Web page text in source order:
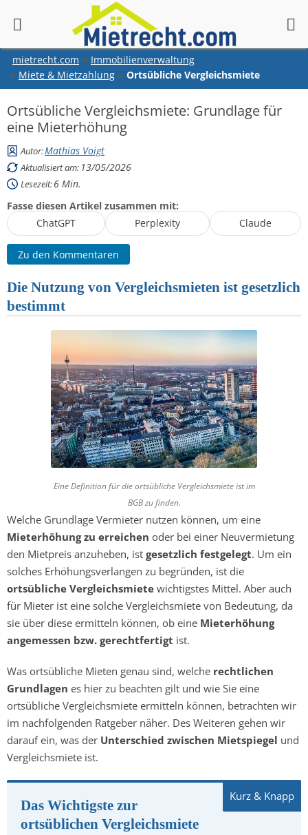
mietrecht.com
Immobilienverwaltung
Miete & Mietzahlung
Ortsübliche Vergleichsmiete
Ortsübliche Vergleichsmiete: Grundlage für
eine Mieterhöhung
Autor:Mathias Voigt
Aktualisiert am: 13/05/2026
Lesezeit:6 Min.
Fasse diesen Artikel zusammen mit:
ChatGPT
Perplexity Claude
Zu den Kommentaren
Die Nutzung von Vergleichsmieten ist gesetzlich
bestimmt
Eine Definition für die ortsübliche Vergleichsmiete ist im
BGB zu finden.
Welche Grundlage Vermieter nutzen können, um eine
Mieterhöhung zu erreichen oder bei einer Neuvermietung
den Mietpreis anzuheben, ist gesetzlich festgelegt. Um ein
solches Erhöhungsverlangen zu begründen, ist die
ortsübliche Vergleichsmiete wichtigstes Mittel. Aber auch
für Mieter ist eine solche Vergleichsmiete von Bedeutung, da
sie über diese ermitteln können, ob eine Mieterhöhung
angemessen bzw. gerechtfertigt ist.
Was ortsübliche Mieten genau sind, welche rechtlichen
Grundlagen es hier zu beachten gilt und wie Sie eine
ortsübliche Vergleichsmiete ermitteln können, betrachten wir
im nachfolgenden Ratgeber näher. Des Weiteren gehen wir
darauf ein, was der Unterschied zwischen Mietspiegel und
Vergleichsmiete ist.
Das Wichtigste zur
ortsüblichen Vergleichsmiete